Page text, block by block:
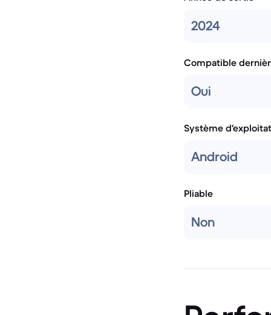
2024
Compatible
Oui
Système
Android
Pliable
Non